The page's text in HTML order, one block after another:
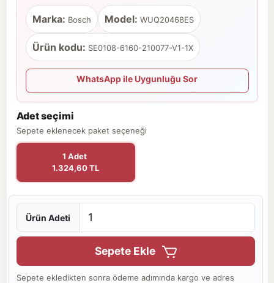
Marka: Bosch Model: WUQ20468ES
Ürün kodu: SE0108-6160-210077-V1-1X
WhatsApp ile Uygunluğu Sor
Adet seçimi
Sepete eklenecek paket seçeneği
1 Adet
1.324,60 TL
Ürün Adeti
Sepete Ekle
Sepete ekledikten sonra ödeme adımında kargo ve adres